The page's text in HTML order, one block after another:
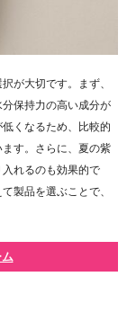
が大切です。まず、
保持力の高い成分が
くなるため、比較的
す。さらに、夏の紫
れるのも効果的で
製品を選ぶことで、